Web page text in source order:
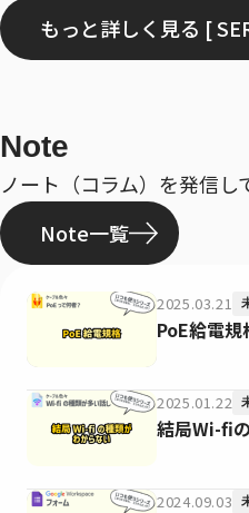
もっと詳しく見る [
Note
ノート（コラム）を発信し
Note一覧
2025.03.21
PoE給電規
2025.01.22
結局Wi-fi
2024.09.03